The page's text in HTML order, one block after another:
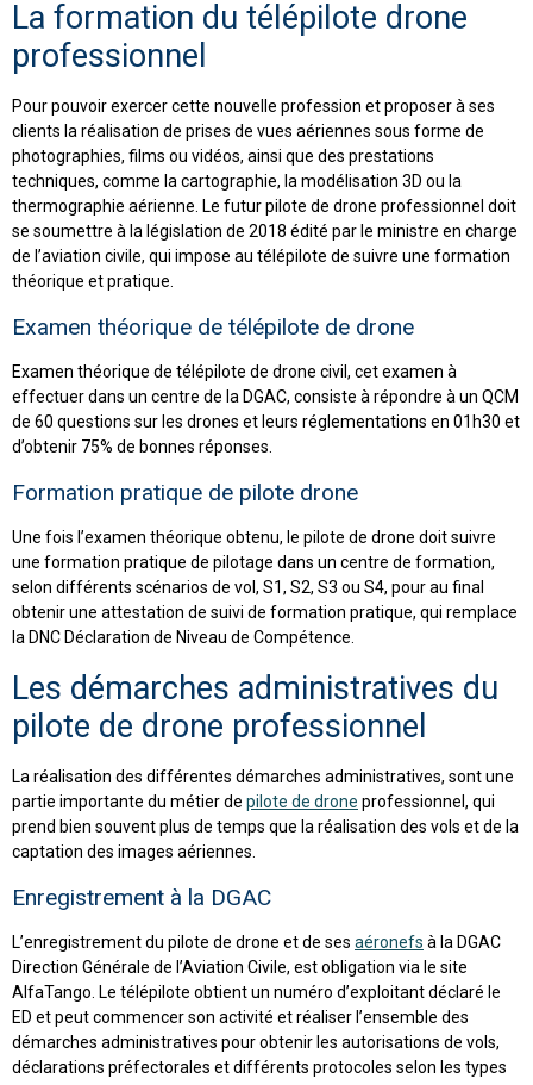
La formation du télépilote drone
professionnel
Pour pouvoir exercer cette nouvelle profession et proposer à ses
clients la réalisation de prises de vues aériennes sous forme de
photographies, films ou vidéos, ainsi que des prestations
techniques, comme la cartographie, la modélisation 3D ou la
thermographie aérienne. Le futur pilote de drone professionnel doit
se soumettre à la législation de 2018 édité par le ministre en charge
de l’aviation civile, qui impose au télépilote de suivre une formation
théorique et pratique.
Examen théorique de télépilote de drone
Examen théorique de télépilote de drone civil, cet examen à
effectuer dans un centre de la DGAC, consiste à répondre à un QCM
de 60 questions sur les drones et leurs réglementations en 01h30 et
d’obtenir 75% de bonnes réponses.
Formation pratique de pilote drone
Une fois l’examen théorique obtenu, le pilote de drone doit suivre
une formation pratique de pilotage dans un centre de formation,
selon différents scénarios de vol, S1, S2, S3 ou S4, pour au final
obtenir une attestation de suivi de formation pratique, qui remplace
la DNC Déclaration de Niveau de Compétence.
Les démarches administratives du
pilote de drone professionnel
La réalisation des différentes démarches administratives, sont une
partie importante du métier de pilote de drone professionnel, qui
prend bien souvent plus de temps que la réalisation des vols et de la
captation des images aériennes.
Enregistrement à la DGAC
L’enregistrement du pilote de drone et de ses aéronefs à la DGAC
Direction Générale de l’Aviation Civile, est obligation via le site
AlfaTango. Le télépilote obtient un numéro d’exploitant déclaré le
ED et peut commencer son activité et réaliser l’ensemble des
démarches administratives pour obtenir les autorisations de vols,
déclarations préfectorales et différents protocoles selon les types